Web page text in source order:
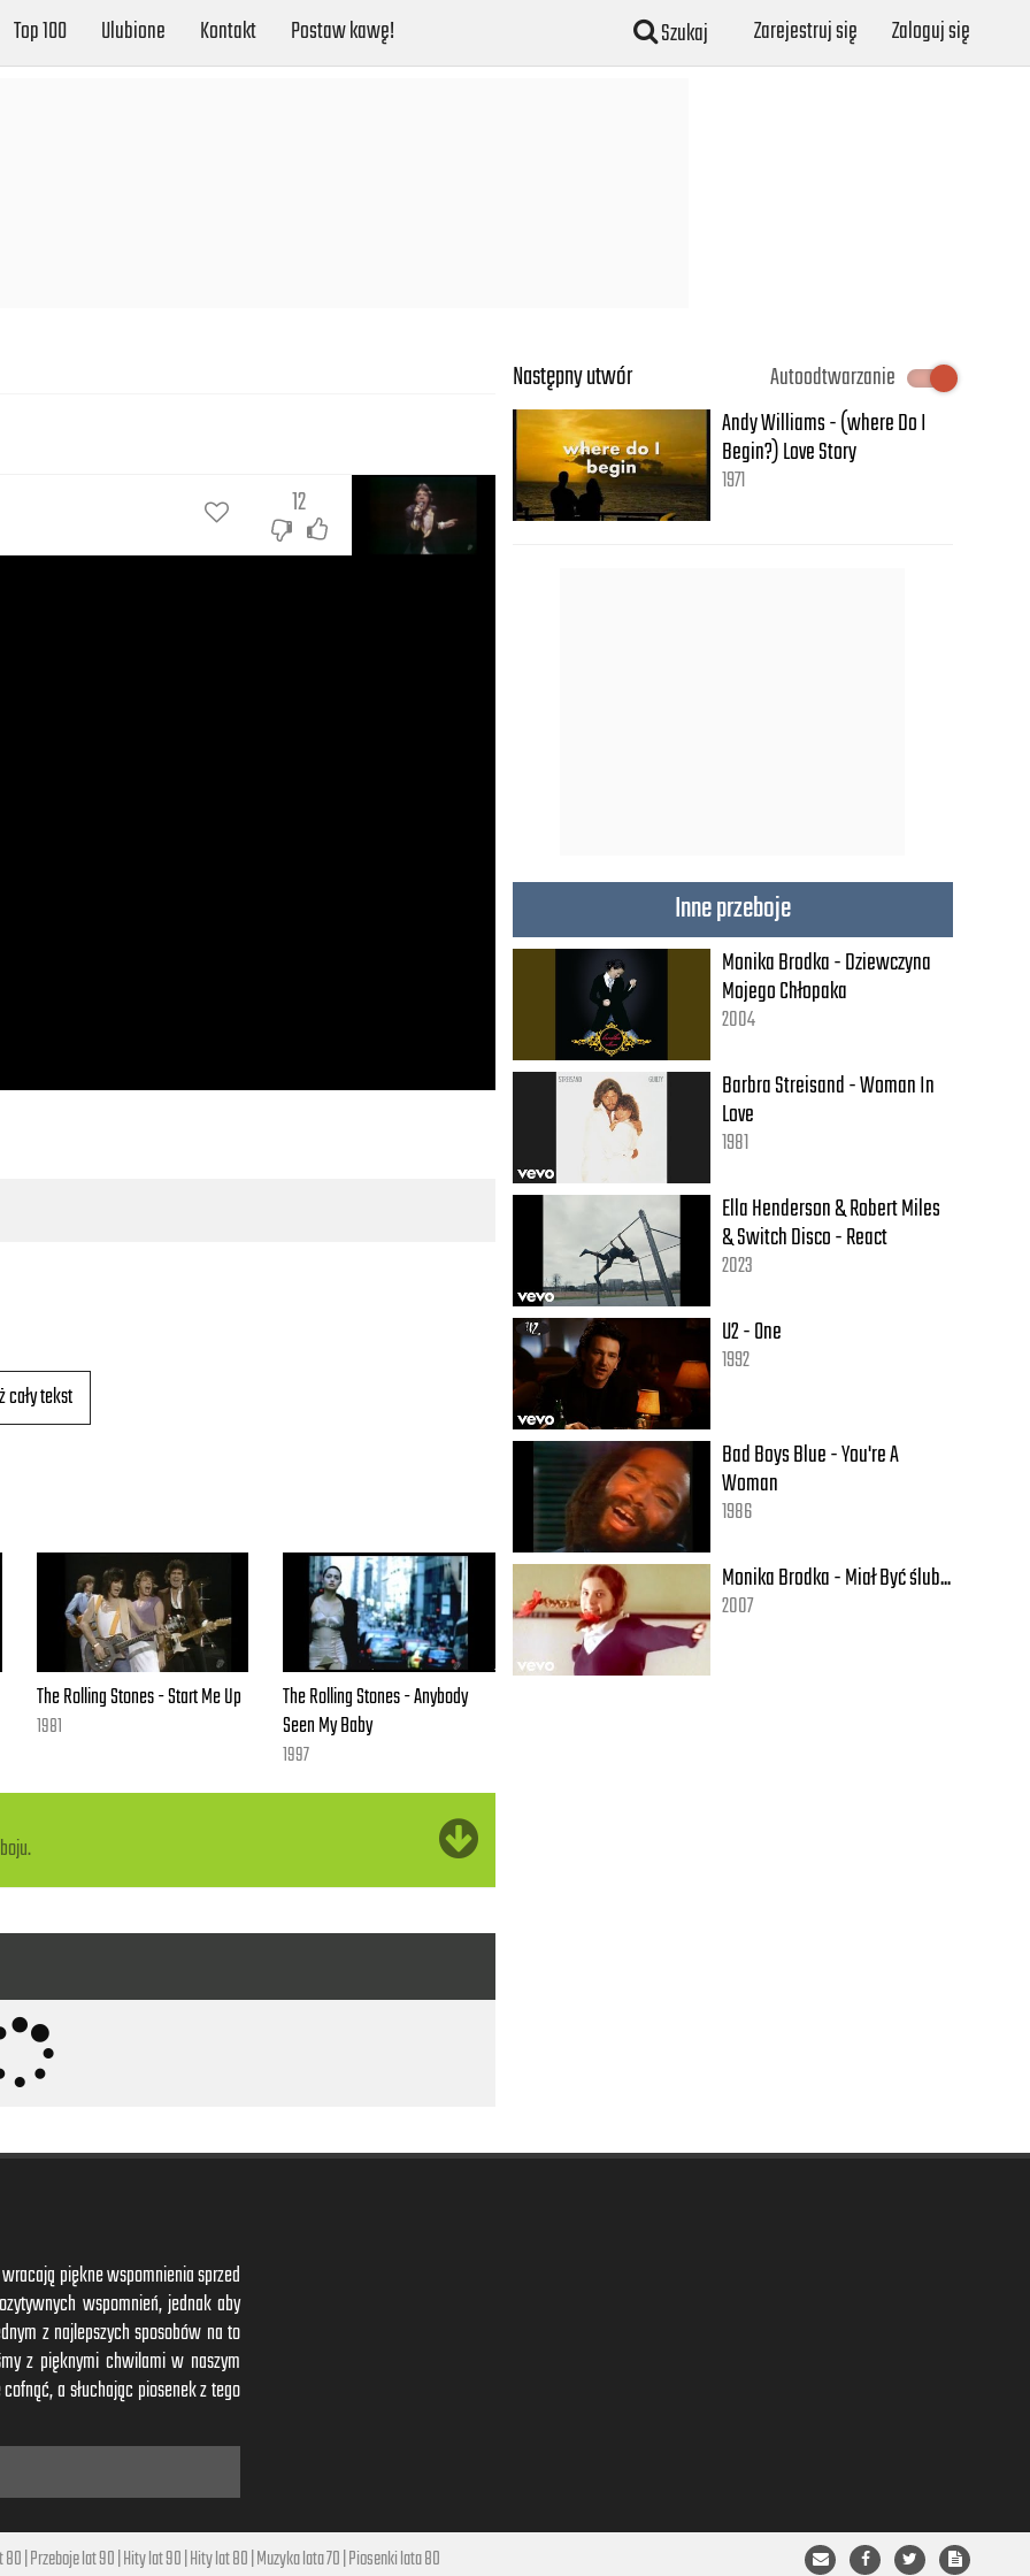
Top 100 Ulubione Kontakt Postaw kawę! Szukaj Zarejestruj się Zaloguj się
12
cały tekst
The Rolling Stones - Start Me Up
1981
The Rolling Stones - Anybody
Seen My Baby
1997
Następny utwór
Autoodtwarzanie
Andy Williams - (where Do I
Begin?) Love Story
1971
Inne przeboje
Monika Brodka - Dziewczyna
Mojego Chłopaka
2004
Barbra Streisand - Woman In
Love
1981
Ella Henderson & Robert Miles
& Switch Disco - React
2023
U2 - One
1992
Bad Boys Blue - You're A
Woman
1986
Monika Brodka - Miał Być ślub...
2007
piękne wspomnienia sprzed
wspomnień, jednak aby
z najlepszych sposobów na to
z pięknymi chwilami w naszym
a słuchając piosenek z tego
80|Przeboje lat 90|Hity lat 90|Hity lat 80|Muzyka lata 70|Piosenki lata 80